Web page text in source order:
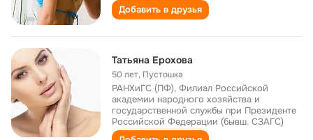
Добавить в друзья
Татьяна Ерохова
50 лет, Пустошка
РАНХиГС (ПФ), Филиал Российской
академии народного хозяйства и
государственной службы при Президенте
Российской Федерации (бывш. СЗАГС)